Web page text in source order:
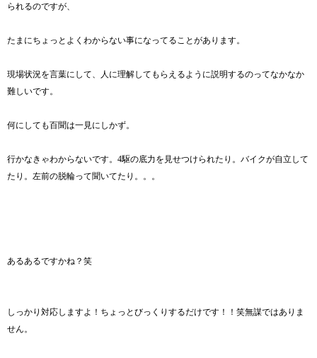
られるのですが、
たまにちょっとよくわからない事になってることがあります。
現場状況を言葉にして、人に理解してもらえるように説明するのってなかなか
難しいです。
何にしても百聞は一見にしかず。
行かなきゃわからないです。4駆の底力を見せつけられたり。バイクが自立して
たり。左前の脱輪って聞いてたり。。。
あるあるですかね？笑
しっかり対応しますよ！ちょっとびっくりするだけです！！笑無謀ではありま
せん。